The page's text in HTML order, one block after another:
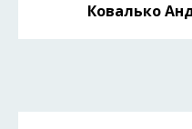
Ковалько